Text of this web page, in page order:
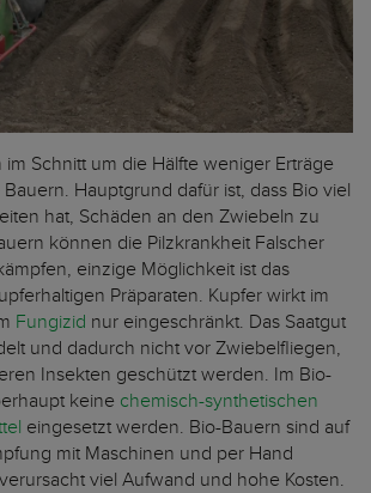
Schnitt um die Hälfte weniger Erträge
Hauptgrund dafür ist, dass Bio viel
hat, Schäden an den Zwiebeln zu
können die Pilzkrankheit Falscher
einzige Möglichkeit ist das
Präparaten. Kupfer wirkt im
Fungizid nur eingeschränkt. Das Saatgut
und dadurch nicht vor Zwiebelfliegen,
Insekten geschützt werden. Im Bio-
keine chemisch-synthetischen
eingesetzt werden. Bio-Bauern sind auf
mit Maschinen und per Hand
viel Aufwand und hohe Kosten.